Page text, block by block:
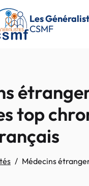
Les
CSMF
top
Médecins